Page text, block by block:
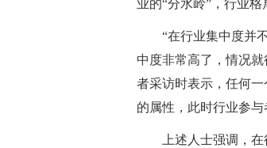
业的“分水岭”，行业格
“在行业集中度并
中度非常高了，情况
者采访时表示，任何
的属性，此时行业参
上述人士强调，